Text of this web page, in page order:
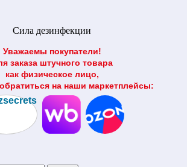
Сила дезинфекции
Уважаемы покупатели!
заказа штучного товара
как физическое лицо,
на наши маркетплейсы: